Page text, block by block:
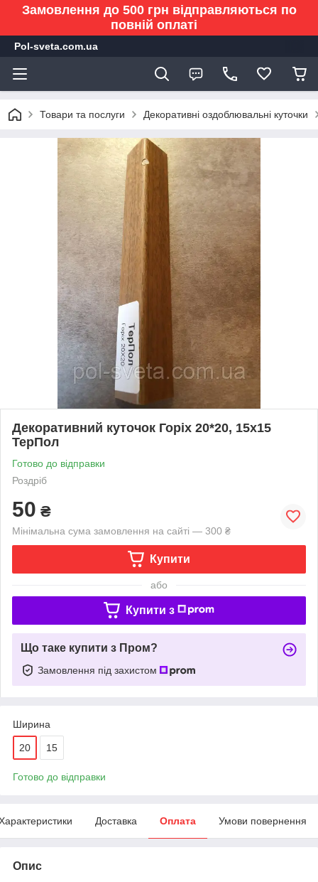
Замовлення до 500 грн відправляються по
повній оплаті
Pol-sveta.com.ua
Товари та послуги Декоративні оздоблювальні куточки
Декоративний куточок Горіх 20*20, 15х15
ТерПол
Готово до відправки
Роздріб
50 ₴
Мінімальна сума замовлення на сайті — 300 ₴
Купити
або
Купити з
Що таке купити з Пром?
Замовлення під захистом
Ширина
20 15
Готово до відправки
Доставка Оплата Умови повернення
Опис